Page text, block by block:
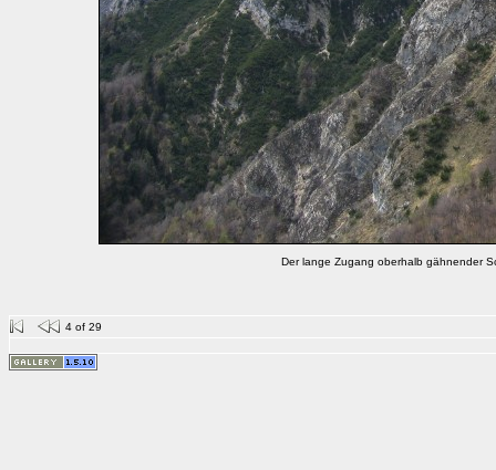
Der lange Zugang oberhalb gähnender
4 of 29